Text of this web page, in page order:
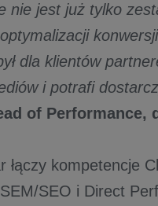
nie jest już tylko
dla klientów
i potrafi
of Performance,
łączy kompetencje
SEO i Direct